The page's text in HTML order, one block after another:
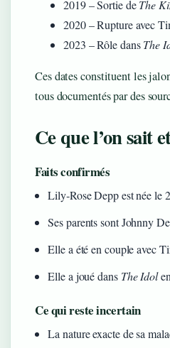
2019– Sortie deThe
2020– Rupture avec
2023 – Rôle dansThe
Ces dates constituent les
tous documentés par des
Ce que l’on sait
Faits confirmés
Lily‑Rose Depp est née le
Ses parents sont Johnny
Elle a été en couple avec
Elle a joué dans The Idol
Ce qui reste incertain
La nature exacte de sa